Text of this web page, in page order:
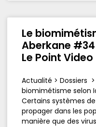
Le
Aberkane
Le Point Video
Actualité > Dossiers
biomimétisme selon
Certains systèmes
propager dans les
manière que des